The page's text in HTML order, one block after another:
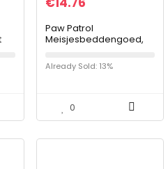
Paw Patrol
Meisjesbeddengoed,
bybeddengoed,
katoen, roze, PUP
Already Sold: 13%
0